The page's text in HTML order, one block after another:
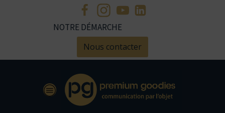
NOTRE DÉMARCHE
Nous contacter